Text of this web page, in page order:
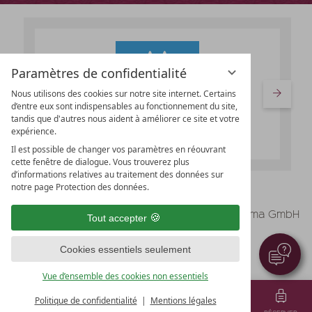
Paramètres de confidentialité
Nous utilisons des cookies sur notre site internet. Certains
d’entre eux sont indispensables au fonctionnement du site,
tandis que d'autres nous aident à améliorer ce site et votre
expérience.
Il est possible de changer vos paramètres en réouvrant
cette fenêtre de dialogue. Vous trouverez plus
d’informations relatives au traitement des données sur
notre page Protection des données.
Tout accepter
Cookies essentiels seulement
Vue d’ensemble des cookies non essentiels
Politique de confidentialité Mentions légales
vioma GmbH
Mentions légales
Protection des données
Paramètres de confidentialité
CGV